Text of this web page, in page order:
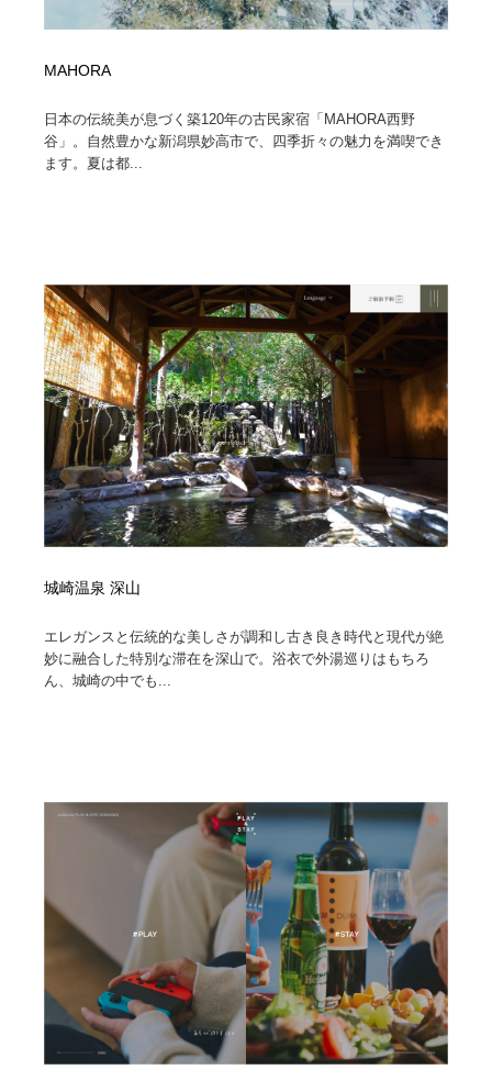
MAHORA
日本の伝統美が息づく築120年の古民家宿「MAHORA西野
谷」。自然豊かな新潟県妙高市で、四季折々の魅力を満喫でき
ます。夏は都...
城崎温泉 深山
エレガンスと伝統的な美しさが調和し古き良き時代と現代が絶
妙に融合した特別な滞在を深山で。浴衣で外湯巡りはもちろ
ん、城崎の中でも...